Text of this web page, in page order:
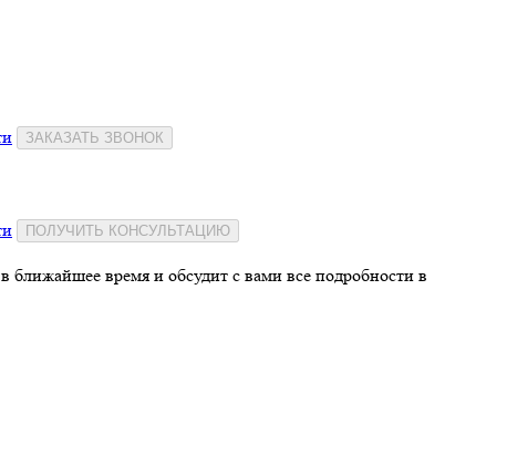
ЗАКАЗАТЬ ЗВОНОК
ПОЛУЧИТЬ КОНСУЛЬТАЦИЮ
ближайшее время и обсудит с вами все подробности в